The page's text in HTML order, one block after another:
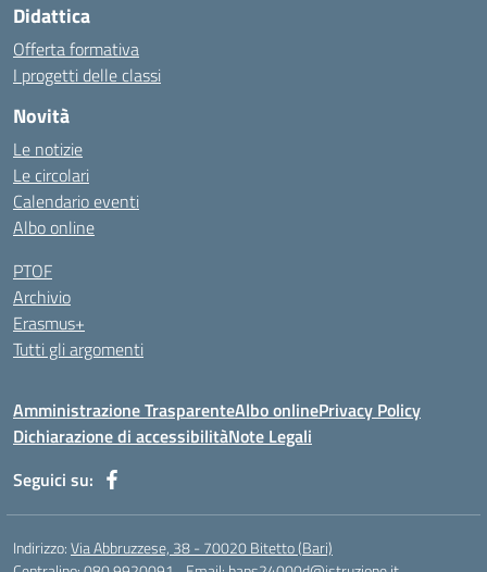
Didattica
Offerta formativa
I progetti delle classi
Novità
Le notizie
Le circolari
Calendario eventi
Albo online
PTOF
Archivio
Erasmus+
Tutti gli argomenti
Amministrazione TrasparenteAlbo onlinePrivacy Policy
Dichiarazione di accessibilitàNote Legali
Seguici su:
Indirizzo:Via Abbruzzese, 38 - 70020 Bitetto (Bari)